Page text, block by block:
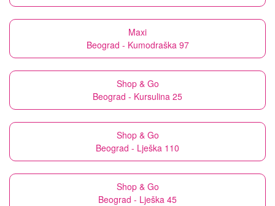
Maxi
Beograd - Kumodraška 97
Shop & Go
Beograd - Kursulina 25
Shop & Go
Beograd - Lješka 110
Shop & Go
Beograd - Lješka 45